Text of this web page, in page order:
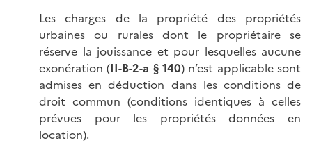
Les charges de la propriété des propriétés
urbaines ou rurales dont le propriétaire se
réserve la jouissance et pour lesquelles aucune
exonération (II-B-2-a § 140) n’est applicable sont
admises en déduction dans les conditions de
droit commun (conditions identiques à celles
prévues pour les propriétés données en
location).